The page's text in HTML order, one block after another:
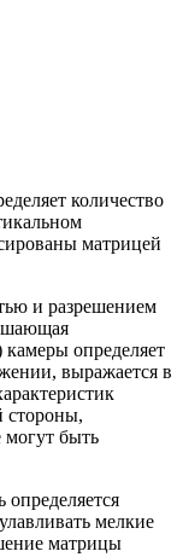
количество
матрицей
и разрешением
камеры определяет
выражается в
стороны,
могут быть
мелкие
матрицы